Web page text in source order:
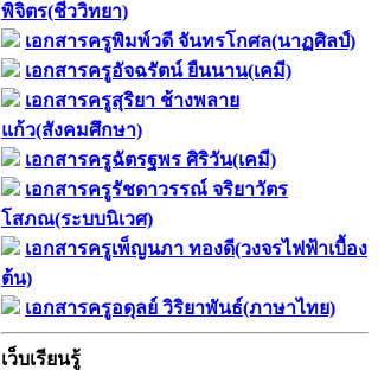
พิจิตร(ชีววิทยา)
เอกสารครูพิมพ์วดี จันทรโกศล(นาฏศิลป์)
เอกสารครูอัจฉรัตน์ ยืนนาน(เคมี)
เอกสารครูสุริยา ช้างพลาย
แก้ว(สังคมศึกษา)
เอกสารครูฉัตรฐพร ศิริวัน(เคมี)
เอกสารครูรัชดาวรรณ์ จริยาวัตร
โสภณ(ระบบนิเวศ)
เอกสารครูเพ็ญนภา ทองดี(วงจรไฟฟ้าเบื้อง
ต้น)
เอกสารครูอดุลย์ วิริยาพันธ์(ภาษาไทย)
เว็บเรียนรู้